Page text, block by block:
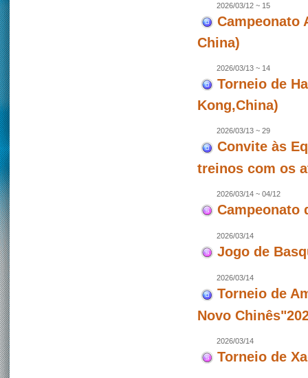
2026/03/12 ~ 15
Campeonato
China)
2026/03/13 ~ 14
Torneio de
Kong,China)
2026/03/13 ~ 29
Convite às
treinos com os
2026/03/14 ~ 04/12
Campeonato
2026/03/14
Jogo de
2026/03/14
Torneio de
Novo
2026/03/14
Torneio de